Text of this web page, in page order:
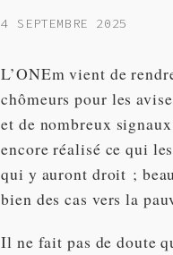
4 SEPTEMBRE 2025
L’ONEm vient de
chômeurs pour les
et de nombreux
encore réalisé ce qui
qui y auront droit ;
bien des cas vers la
Il ne fait pas de doute